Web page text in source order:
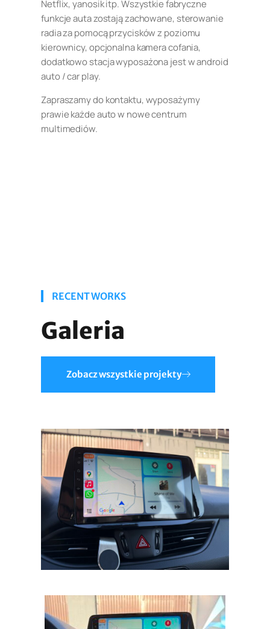
Netflix, yanosik itp. Wszystkie fabryczne
funkcje auta zostają zachowane, sterowanie
radia za pomocą przycisków z poziomu
kierownicy, opcjonalna kamera cofania,
dodatkowo stacja wyposażona jest w android
auto / car play.
Zapraszamy do kontaktu, wyposażymy
prawie każde auto w nowe centrum
multimediów.
RECENT WORKS
Galeria
Zobacz wszystkie projekty